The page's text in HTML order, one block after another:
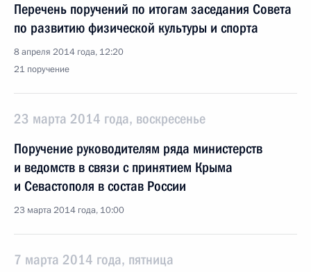
Перечень поручений по итогам заседания Совета
по развитию физической культуры и спорта
8 апреля 2014 года, 12:20
21 поручение
23 марта 2014 года, воскресенье
Поручение руководителям ряда министерств
и ведомств в связи с принятием Крыма
и Севастополя в состав России
23 марта 2014 года, 10:00
7 марта 2014 года, пятница